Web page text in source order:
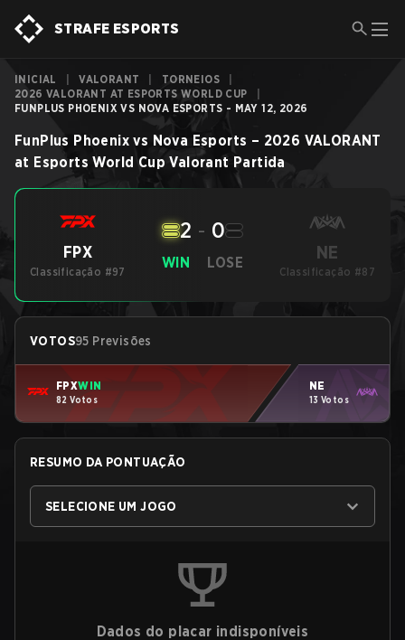
STRAFE ESPORTS
INICIAL VALORANT TORNEIOS
2026 VALORANT AT ESPORTS WORLD CUP
FUNPLUS PHOENIX VS NOVA ESPORTS - MAY 12, 2026
FunPlus Phoenix vs Nova Esports – 2026 VALORANT
at Esports World Cup Valorant Partida
FPX
Classificação #97
WIN
2 - 0
LOSE NE
Classificação #87
VOTOS95 Previsões
FPXWIN
82 Votos
NE
13 Votos
RESUMO DA PONTUAÇÃO
SELECIONE UM JOGO
Dados do placar indisponíveis